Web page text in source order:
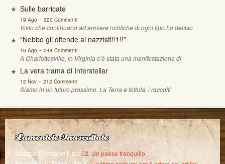
Sulle barricate
19 Ago - 320 Commenti
Visto che continuano ad arrivare notifiche di ogni tipo ho deciso
“Nebbo gli difende ai nazzisti!!1!!”
16 Ago - 244 Commenti
A Charlottesville, in Virginia c’è stata una manifestazione di
La vera trama di Interstellar
12 Nov- 212 Commenti
Siamo in un futuro prossimo. La Terra è fottuta, i raccolti
Lamentele Inascoltate
Iacopo Fontanellisu02. Un paese tranquillo